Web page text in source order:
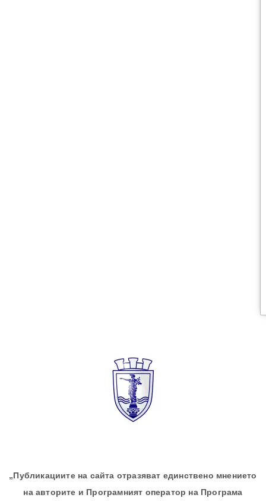
„Публикациите на сайта отразяват единствено мнението
на авторите и Програмният оператор на Програма